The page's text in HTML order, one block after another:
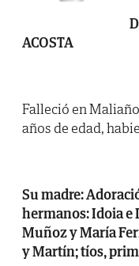
ACOSTA
Falleció en
años de edad,
Su madre:
hermanos: Idoia e
Muñoz y María
y Martín; tíos,